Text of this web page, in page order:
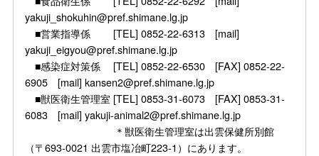
yakuji_shokuhin@pref.shimane.lg.jp
■営業指導係 [TEL] 0852-22-6313 [mail]
yakuji_eigyou@pref.shimane.lg.jp
■感染症対策係 [TEL] 0852-22-6530 [FAX] 0852-22-
6905 [mail] kansen2@pref.shimane.lg.jp
■獣医衛生管理室 [TEL] 0853-31-6073 [FAX] 0853-31-
6083 [mail] yakuji-animal2@pref.shimane.lg.jp
＊獣医衛生管理室は出雲保健所別館
（〒693-0021 出雲市塩冶町223-1）にあります。